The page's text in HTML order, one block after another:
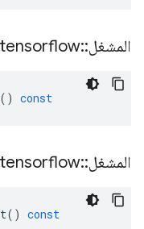
المشغل::
tensorflow
() const
المشغل::
tensorflow
() const